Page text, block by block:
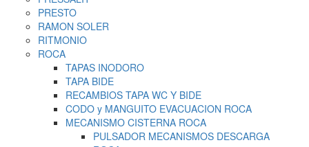
PRESTO
RAMON SOLER
RITMONIO
ROCA
TAPAS INODORO
TAPA BIDE
RECAMBIOS TAPA WC Y BIDE
CODO y MANGUITO EVACUACION ROCA
MECANISMO CISTERNA ROCA
PULSADOR MECANISMOS DESCARGA